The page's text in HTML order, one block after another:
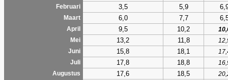
Februari 3,5 5,9
Maart 6,0 7,7
April 9,5 10,2
Mei
13,2 11,8
Juni
15,8 18,1
Juli
17,8 18,8
Augustus
17,6 18,5